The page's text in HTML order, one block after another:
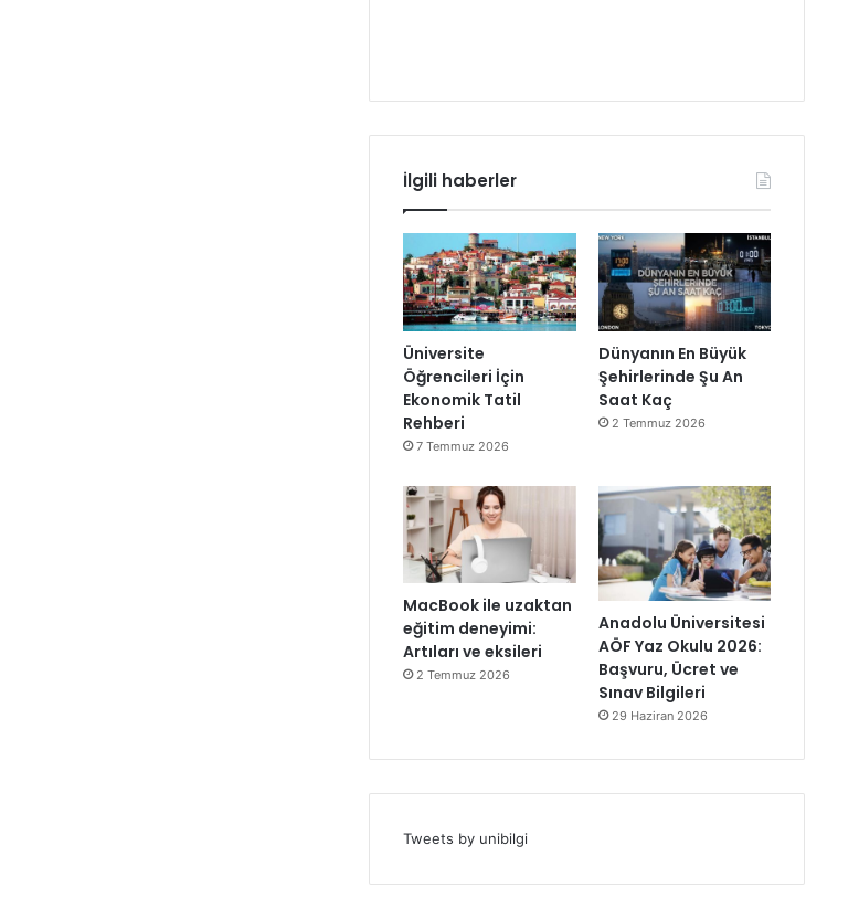
İlgili haberler
Üniversite
Öğrencileri İçin
Ekonomik Tatil
Rehberi
7 Temmuz 2026
Dünyanın En Büyük
Şehirlerinde Şu An
Saat Kaç
2 Temmuz 2026
MacBook ile uzaktan
eğitim deneyimi:
Artıları ve eksileri
2 Temmuz 2026
Anadolu Üniversitesi
AÖF Yaz Okulu 2026:
Başvuru, Ücret ve
Sınav Bilgileri
29 Haziran 2026
Tweets by unibilgi